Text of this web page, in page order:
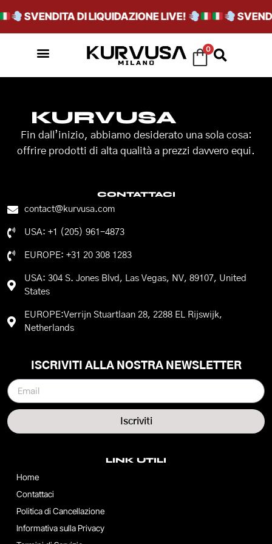
SVENDITA DI LIQUIDAZIONE LIVE!
0
KURVUSA
Fin dall’inizio, abbiamo desiderato una sola cosa:
offrire prodotti di alta qualità a prezzi davvero equi.
CONTATTACI
contact@kurvusa.com
USA: +1 (205) 961-4873
EUROPE: +31 20 308 1283
USA: 304 S. Jones Blvd, Las Vegas, NV, 89107, United
States
EUROPE:Verrijn Stuartlaan 28, 2288 EL Rijswijk,
Netherlands
LINK UTILI
Home
Contattaci
Politica di Cancellazione
Informativa sulla Privacy
ISCRIVITI ALLA NOSTRA NEWSLETTER
Iscriviti